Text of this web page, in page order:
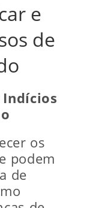
e
de
os
podem
de